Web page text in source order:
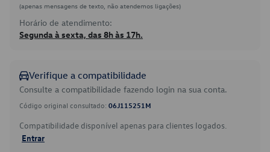
(apenas mensagens de texto, não atendemos ligações)
Horário de atendimento:
Segunda à sexta, das 8h às 17h.
Verifique a compatibilidade
Consulte a compatibilidade fazendo login na sua conta.
Código original consultado: 06J115251M
Compatibilidade disponível apenas para clientes logados.
Entrar